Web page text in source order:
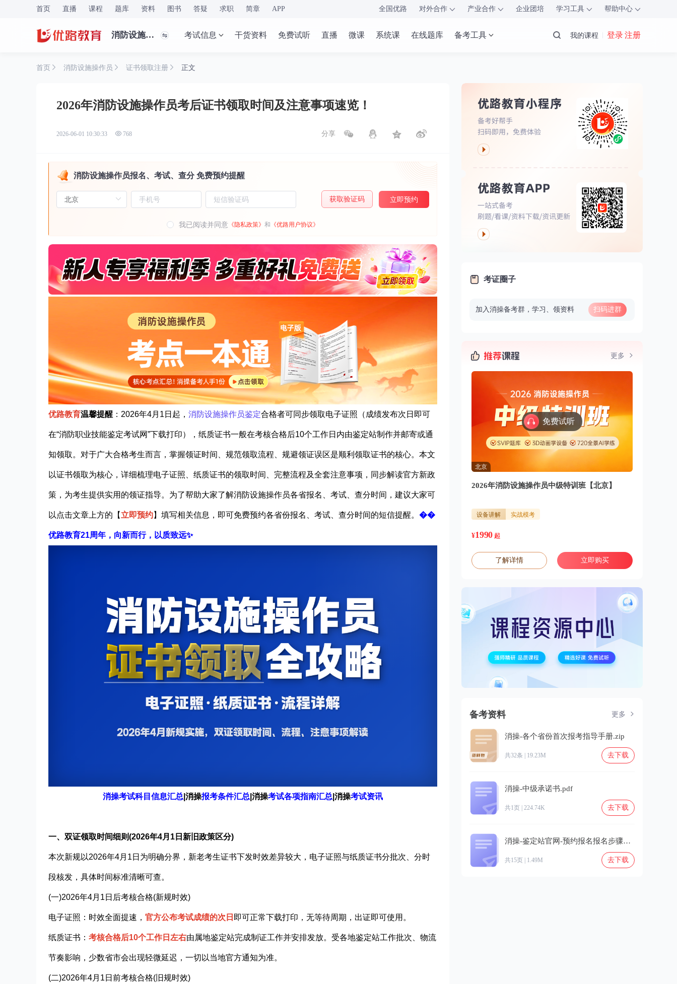
首页 直播 课程 题库 资料 图书 答疑 求职 简章 APP 全国优路 对外合作 产业合作 企业团培 学习工具 帮助中心
消防设施操作员 考试信息 干货资料 免费试听 直播 微课 系统课 在线题库 备考工具 我的课程 登录 注册
首页 消防设施操作员 证书领取注册 正文
2026年消防设施操作员考后证书领取时间及注意事项速览！
2026-06-01 10:30:33 768 分享
消防设施操作员报名、考试、查分 免费预约提醒
获取验证码 立即预约
我已阅读并同意 《隐私政策》 和 《优路用户协议》
优路教育温馨提醒 ：2026年4月1日起， 消防设施操作员鉴定合格者可同步领取电子证照（成绩发布次日即可
在“消防职业技能鉴定考试网”下载打印），纸质证书一般在考核合格后10个工作日内由鉴定站制作并邮寄或通
知领取。对于广大合格考生而言，掌握领证时间、规范领取流程、规避领证误区是顺利领取证书的核心。本文
以证书领取为核心，详细梳理电子证照、纸质证书的领取时间、完整流程及全套注意事项，同步解读官方新政
策，为考生提供实用的领证指导。 为了帮助大家了解消防设施操作员各省报名、考试、查分时间，建议大家可
以点击文章上方的【立即预约】填写相关信息，即可免费预约各省份报名、考试、查分时间的短信提醒。 ��
优路教育21周年 ， 向新而行，以质致远✨
消操考试科目信息汇总 消操报考条件汇总 消操考试各项指南汇总 消操考试资讯
一、双证领取时间细则(2026年4月1日新旧政策区分)
本次新规以2026年4月1日为明确分界，新老考生证书下发时效差异较大，电子证照与纸质证书分批次、分时
段核发，具体时间标准清晰可查。
(一)2026年4月1日后考核合格(新规时效)
电子证照：时效全面提速， 官方公布考试成绩的次日 即可正常下载打印，无等待周期，出证即可使用。
纸质证书： 考核合格后10个工作日左右由属地鉴定站完成制证工作并安排发放。受各地鉴定站工作批次、物流
节奏影响，少数省市会出现轻微延迟，一切以当地官方通知为准。
(二)2026年4月1日前考核合格(旧规时效)
考证圈子
加入消操备考群，学习、领资料 扫码进群
更多
免费试听
北京
2026年消防设施操作员中级特训班【北京】
设备讲解 实战模考
¥1990 起
了解详情 立即购买
备考资料 更多
消操-各个省份首次报考指导手册.zip
共32条 | 19.23M 去下载
消操-中级承诺书.pdf
共1页 | 224.74K 去下载
消操-鉴定站官网-预约报名报名步骤详细解读.pdf
共15页 | 1.49M 去下载